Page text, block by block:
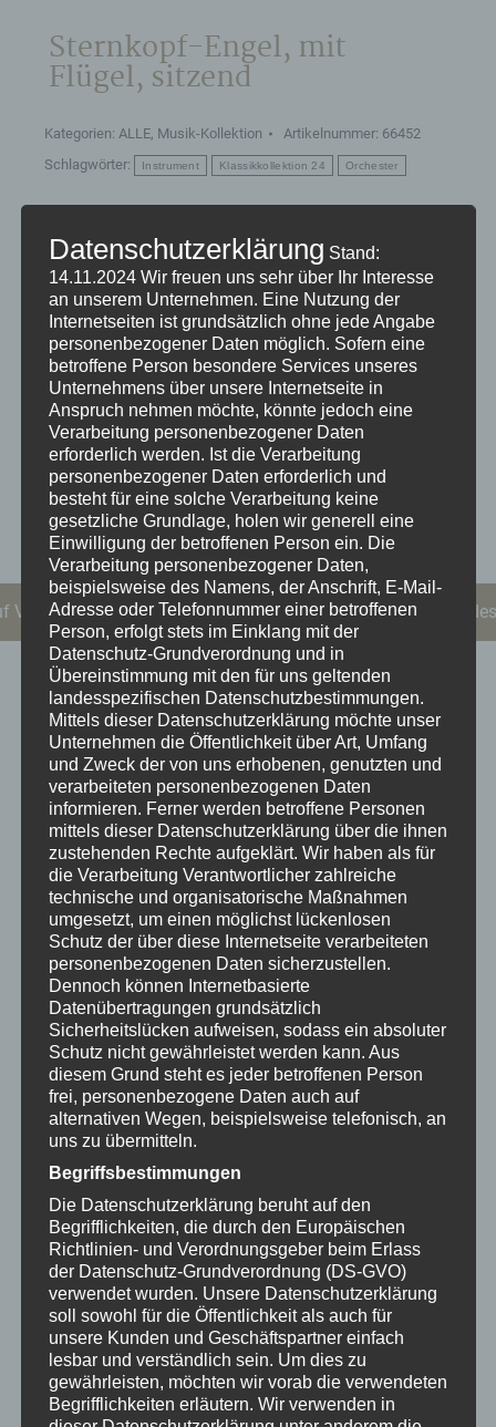
Sternkopf-Engel, mit
Flügel, sitzend
Kategorien: ALLE, Musik-Kollektion Artikelnummer: 66452
Schlagwörter:
Instrument Klassikkollektion 24 Orchester
Produktdetails:
Farbe: rote Bluse mit filigraner, schwarzer
Schnürung, dazu ein tiefschwarzer Rock
Höhe: 16,5 cm (ohne Instrument) von Hand
gedrechseltes und bemaltes Lindenholz aus
Deutschland
Mit einem edlen Klavier in modernem Weiß und
Gold
308,00€
Vorbestellung. Sende uns eine Mail an kontakt@sternkopf-
Beschreibung
Sternkopf-Engel, mit Klavier, sitzend Bühne frei!
Hier kommen die Sternkopf-Engel der Musik-
Kollektion und erobern gemeinsam die großen
Konzertsäle der Welt. Die talentierte Musikerin im
trendigen rot-schwarzen Outfit zeigt uns an ihrem
schneeweißen Flügel ihr ganzes Talent. Ob schnell
oder langsam, ausgelassen oder sehnsuchtsvoll,
klassisch-romantisch oder peppig-modern – dieser
Sternkopf-Engel verzaubert sowohl als Solist als
auch in begleitender Rolle zusammen mit den
anderen Engelmusikerinnen unsere Sinne mit
himmlischer Musik. Ein Genuss für Ohren, Augen
und Seele.
Sternkopf Engel – eine Sinfonie
erzgebirgischer Holzkunst Engel, die fröhlich und
lebendig, aber auch tiefgründig und bewegend sind
– das hat es so noch nie gegeben. Mit dem
außergewöhnlichen Design unserer Sternkopf-Engel
haben wir die traditionelle Holzkunst des
Erzgebirges neu interpretiert und herausgefordert.
Sinnlich, ästhetisch und voll weiblichem Charme
ziehen unsere anmutigen Engelsfiguren
bewundernde Blicke wie magisch an. Jeder
Sternkopf-Engel ist ein echtes Unikat, ausgezeichnet
mit dem Qualitätssiegel „Echt Erzgebirge –
Datenschutzerklärung Stand:
14.11.2024 Wir freuen uns sehr über Ihr Interesse
an unserem Unternehmen. Eine Nutzung der
Internetseiten ist grundsätzlich ohne jede Angabe
personenbezogener Daten möglich. Sofern eine
betroffene Person besondere Services unseres
Unternehmens über unsere Internetseite in
Anspruch nehmen möchte, könnte jedoch eine
Verarbeitung personenbezogener Daten
erforderlich werden. Ist die Verarbeitung
personenbezogener Daten erforderlich und
besteht für eine solche Verarbeitung keine
gesetzliche Grundlage, holen wir generell eine
Einwilligung der betroffenen Person ein. Die
Verarbeitung personenbezogener Daten,
beispielsweise des Namens, der Anschrift, E-Mail-
Adresse oder Telefonnummer einer betroffenen
Person, erfolgt stets im Einklang mit der
Datenschutz-Grundverordnung und in
Übereinstimmung mit den für uns geltenden
landesspezifischen Datenschutzbestimmungen.
Mittels dieser Datenschutzerklärung möchte unser
Unternehmen die Öffentlichkeit über Art, Umfang
und Zweck der von uns erhobenen, genutzten und
verarbeiteten personenbezogenen Daten
informieren. Ferner werden betroffene Personen
mittels dieser Datenschutzerklärung über die ihnen
zustehenden Rechte aufgeklärt. Wir haben als für
die Verarbeitung Verantwortlicher zahlreiche
technische und organisatorische Maßnahmen
umgesetzt, um einen möglichst lückenlosen
Schutz der über diese Internetseite verarbeiteten
personenbezogenen Daten sicherzustellen.
Dennoch können Internetbasierte
Datenübertragungen grundsätzlich
Sicherheitslücken aufweisen, sodass ein absoluter
Schutz nicht gewährleistet werden kann. Aus
diesem Grund steht es jeder betroffenen Person
frei, personenbezogene Daten auch auf
alternativen Wegen, beispielsweise telefonisch, an
uns zu übermitteln.
Begriffsbestimmungen
Die Datenschutzerklärung beruht auf den
Begrifflichkeiten, die durch den Europäischen
Richtlinien- und Verordnungsgeber beim Erlass
der Datenschutz-Grundverordnung (DS-GVO)
verwendet wurden. Unsere Datenschutzerklärung
soll sowohl für die Öffentlichkeit als auch für
unsere Kunden und Geschäftspartner einfach
lesbar und verständlich sein. Um dies zu
gewährleisten, möchten wir vorab die verwendeten
Begrifflichkeiten erläutern. Wir verwenden in